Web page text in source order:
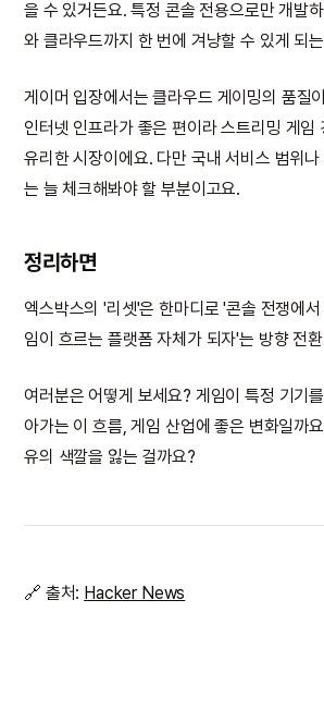
을 수 있거든요. 특정 콘솔 전용으로만 개발
와 클라우드까지 한 번에 겨냥할 수 있게 되
게이머 입장에서는 클라우드 게이밍의 품질
인터넷 인프라가 좋은 편이라 스트리밍 게임
유리한 시장이에요. 다만 국내 서비스 범위나
는 늘 체크해봐야 할 부분이고요.
정리하면
엑스박스의 '리셋'은 한마디로 '콘솔 전쟁에서
임이 흐르는 플랫폼 자체가 되자'는 방향 전
여러분은 어떻게 보세요? 게임이 특정 기기
아가는 이 흐름, 게임 산업에 좋은 변화일까
유의 색깔을 잃는 걸까요?
🔗 출처: Hacker News